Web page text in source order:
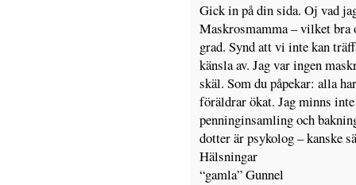
Gick in på din sida. Oj vad
Maskrosmamma – vilket bra
grad. Synd att vi inte kan
känsla av. Jag var ingen
skäl. Som du påpekar: alla
föräldrar ökat. Jag minns
penninginsamling och
dotter är psykolog – kanske
Hälsningar
“gamla” Gunnel